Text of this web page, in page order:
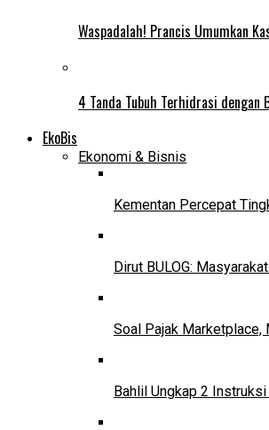
Waspadalah! Prancis Umumkan
4 Tanda Tubuh Terhidrasi dengan
EkoBis
Ekonomi & Bisnis
Kementan Percepat
Dirut BULOG:
Soal Pajak Marketplace,
Bahlil Ungkap 2